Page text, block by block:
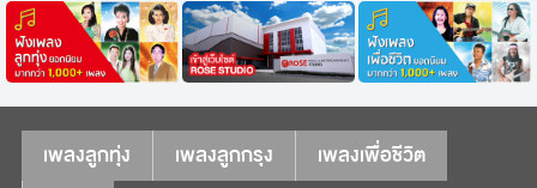
เพลงลูกทุ่ง เพลงลูกกรุง
เพลงเพื่อชีวิต